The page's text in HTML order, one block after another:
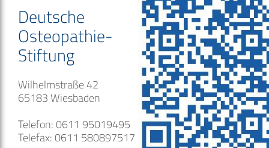
Deutsche
Osteopathie-
Stiftung
Wilhelmstraße 42
65183 Wiesbaden
Telefon: 0611 95019495
Telefax: 0611 580897517